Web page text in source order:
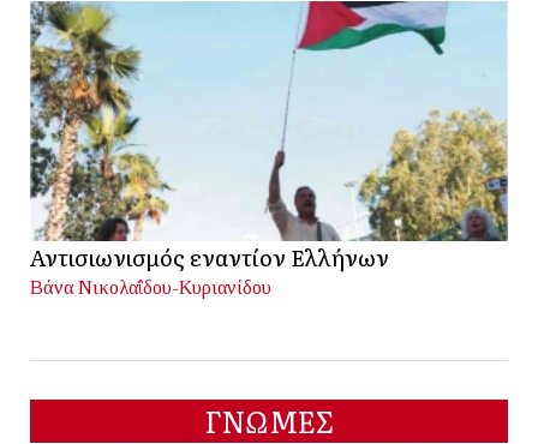
Αντισιωνισμός εναντίον Ελλήνων
Βάνα Νικολαΐδου-Κυριανίδου
ΓΝΩΜΕΣ